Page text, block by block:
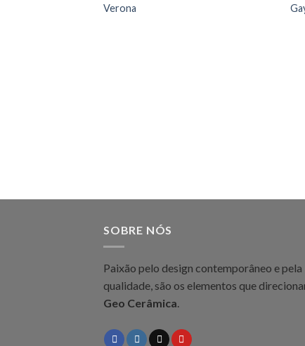
Verona
SOBRE NÓS
Paixão pelo design contemporâneo e pela
qualidade, são os elementos que
Geo Cerâmica.